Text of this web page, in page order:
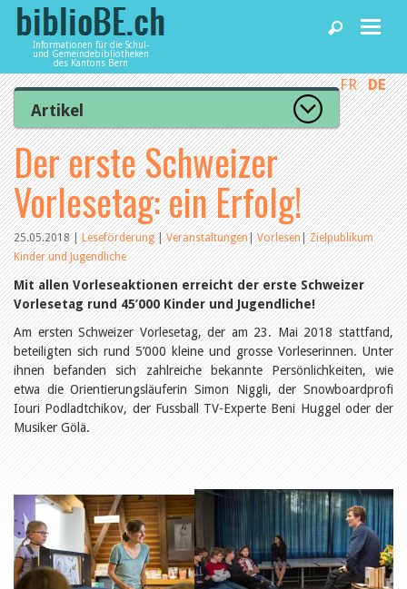
Informationen für die Schul-
und Gemeindebibliotheken
des Kantons Bern
Home
News und Fachbeiträge
Bibliotheken
Agenda
Dienstleistungen
biblioBE nutzen
FR DE
Artikel
Zur Artikelübersicht
Lesenswert
Gut bewertet
Kategorien
Aus dem Amt für Kultur
Aus der Kommission
Aus den Bibliotheken
Organisation
Raum und Infrastruktur
Bestand
Benutzung
Finanzen
Personal
Qualitätsmanagement
Recht und Politik
Öffentlichkeitsarbeit
Leseförderung
Tags
Aus- und Weiterbildung
Veranstaltungen
Kinder- und Jugendmedien
Bibliothek und Schule
Der erste Schweizer
Vorlesetag: ein Erfolg!
25.05.2018|Leseförderung|Veranstaltungen|Vorlesen|Zielpublikum
Kinder und Jugendliche
Mit allen Vorleseaktionen erreicht der erste Schweizer
Vorlesetag rund 45’000 Kinder und Jugendliche!
Am ersten Schweizer Vorlesetag, der am 23. Mai 2018 stattfand,
beteiligten sich rund 5’000 kleine und grosse Vorleserinnen. Unter
ihnen befanden sich zahlreiche bekannte Persönlichkeiten, wie
etwa die Orientierungsläuferin Simon Niggli, der Snowboardprofi
Iouri Podladtchikov, der Fussball TV-Experte Beni Huggel oder der
Musiker Gölä.